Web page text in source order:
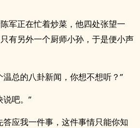
军正在忙着炒菜，他四处张望一
有另外一个厨师小孙，于是便小声
温总的八卦新闻，你想不想听？”
说吧。”
答应我一件事，这件事情只能你知